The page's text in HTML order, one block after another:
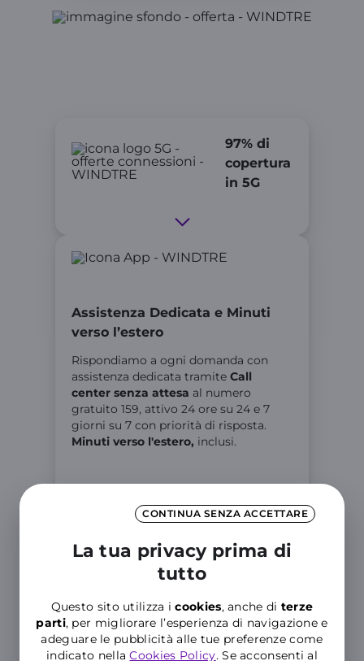
CONTINUA SENZA ACCETTARE
La tua privacy prima di
tutto
Questo sito utilizza icookies, anche di terze
parti, per migliorare l’esperienza di navigazione e
adeguare le pubblicità alle tue preferenze come
indicato nellaCookies Policy. Se acconsenti al
97% di
copertura
in 5G
Assistenza Dedicata e Minuti
verso l’estero
Rispondiamo a ogni domanda con
assistenza dedicata tramite Call
center senza attesa al numero
gratuito 159, attivo 24 ore su 24 e 7
giorni su 7 con priorità di risposta.
Minuti verso l'estero, inclusi.
più
apprezzate